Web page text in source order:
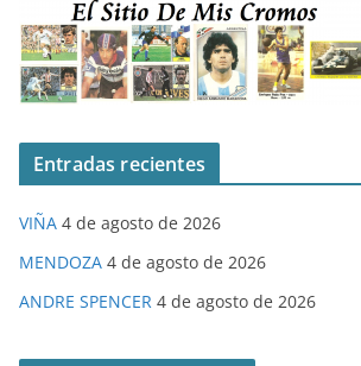
Entradas recientes
VIÑA 4 de agosto de 2026
MENDOZA 4 de agosto de 2026
ANDRE SPENCER 4 de agosto de 2026